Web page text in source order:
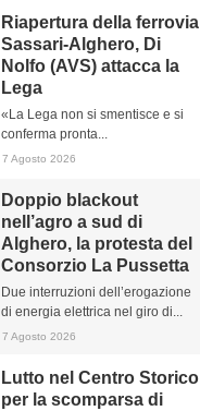
Riapertura della ferrovia
Sassari-Alghero, Di
Nolfo (AVS) attacca la
Lega
«La Lega non si smentisce e si
conferma pronta...
7 Agosto 2026
Doppio blackout
nell’agro a sud di
Alghero, la protesta del
Consorzio La Pussetta
Due interruzioni dell’erogazione
di energia elettrica nel giro di...
7 Agosto 2026
Lutto nel Centro Storico
per la scomparsa di